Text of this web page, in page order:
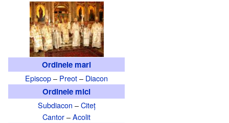
Ordinele mari
Episcop– Preot– Diacon
Ordinele mici
Subdiacon –Citeț
Cantor–Acolit